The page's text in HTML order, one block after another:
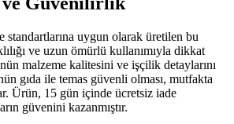
standartlarına uygun olarak üretilen bu
ve uzun ömürlü kullanımıyla dikkat
malzeme kalitesini ve işçilik detaylarını
gıda ile temas güvenli olması, mutfakta
Ürün, 15 gün içinde ücretsiz iade
güvenini kazanmıştır.